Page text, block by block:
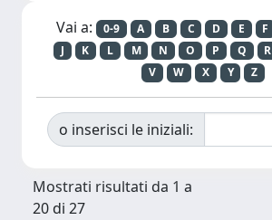
Vai a: 0-9 A B C D E F
J
K L M N O P Q R
V
W X Y Z
o inserisci le iniziali:
Mostrati risultati da 1 a
20 di 27